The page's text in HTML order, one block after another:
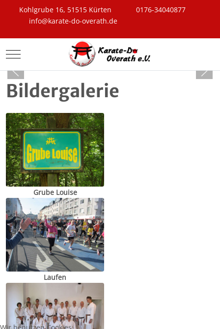
Kohlgrube 16, 51515 Kürten
0176-34040877
info@karate-do-overath.de
Mobile Menu Toggle
Bildergalerie
Grube Louise
Laufen